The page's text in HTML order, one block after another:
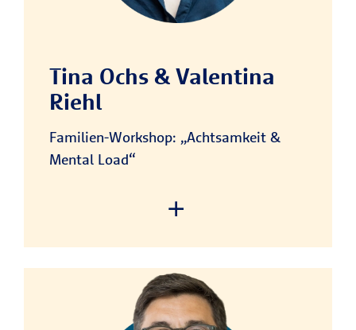
setup the site with their CMP
Powered by
Tina Ochs & Valentina
Riehl
Familien-Workshop: „Achtsamkeit &
Mental Load“
We need your consent to